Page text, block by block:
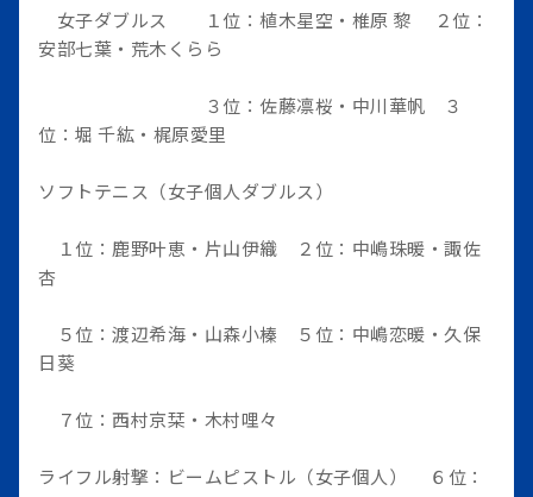
女子ダブルス １位：植木星空・椎原 黎 ２位：
安部七葉・荒木くらら
３位：佐藤凛桜・中川華帆 ３
位：堀 千紘・梶原愛里
ソフトテニス（女子個人ダブルス）
１位：鹿野叶恵・片山伊織 ２位：中嶋珠暖・諏佐
杏
５位：渡辺希海・山森小榛 ５位：中嶋恋暖・久保
日葵
７位：西村京栞・木村哩々
ライフル射撃：ビームピストル（女子個人） ６位：